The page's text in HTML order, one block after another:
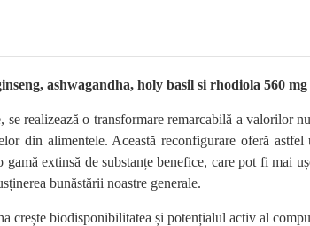
ashwagandha, holy basil si rhodiola 560
se realizează o transformare remarcabilă a
din alimentele. Această reconfigurare oferă
extinsă de substanțe benefice, care pot fi mai
bunăstării noastre generale.
crește biodisponibilitatea și potențialul activ al